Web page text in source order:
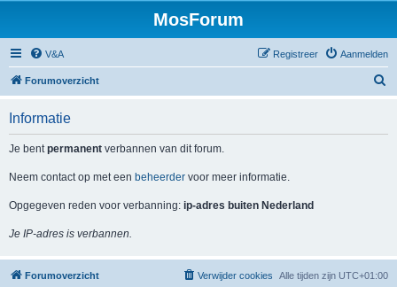
MosForum
V&A Aanmelden
Registreer
Forumoverzicht
Informatie
Je bentpermanent verbannen van dit forum.
Neem contact op met een beheerder voor meer informatie.
Opgegeven reden voor verbanning: ip-adres buiten Nederland
Je IP-adres is verbannen.
Forumoverzicht Alle tijden zijn UTC+01:00
Verwijder cookies